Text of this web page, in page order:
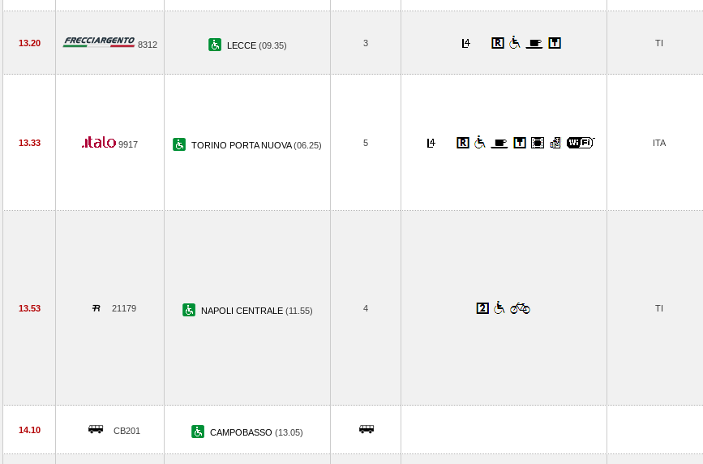
13.20 8312 LECCE (09.35) 3 TI
13.33 9917 TORINO PORTA NUOVA(06.25) 5 ITA
13.53 21179 NAPOLI CENTRALE (11.55) 4 TI
14.10 CB201 CAMPOBASSO (13.05)